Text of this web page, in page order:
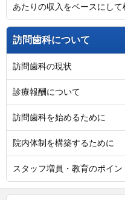
あたりの収入をベースにして
訪問歯科について
訪問歯科の現状
診療報酬について
訪問歯科を始めるために
院内体制を構築するために
スタッフ増員・教育のポイン